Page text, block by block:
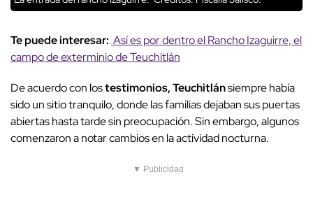
Te puede interesar: Así es por dentro el Rancho Izaguirre, el
campo de exterminio de Teuchitlán
De acuerdo con lostestimonios, Teuchitlánsiempre había
sido un sitio tranquilo, donde las familias dejaban sus puertas
abiertas hasta tarde sin preocupación. Sin embargo, algunos
comenzaron a notar cambios en la actividad nocturna.
▼ Publicidad